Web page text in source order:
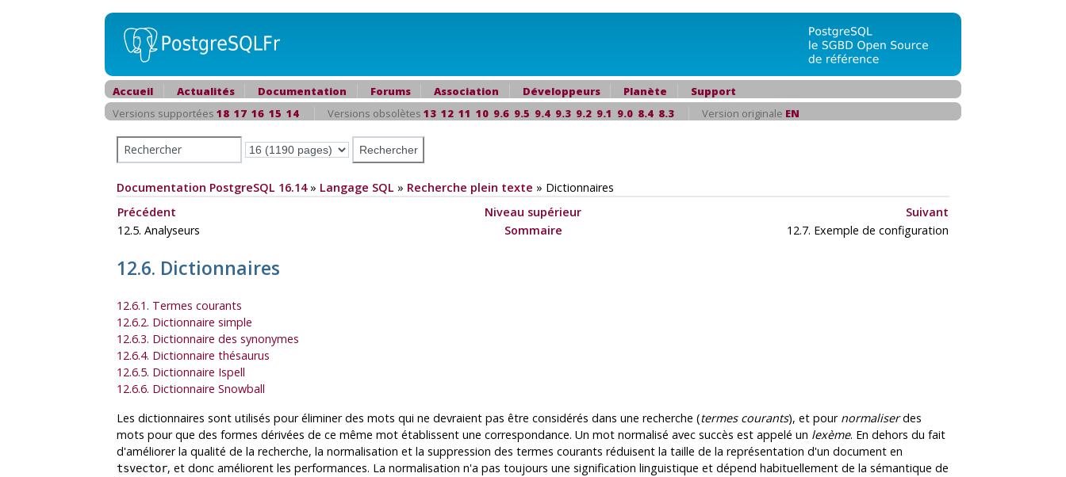
Accueil Actualités Documentation Forums Association Développeurs Planète
Support
Versions supportées 18 17 16 15 14 Versions obsolètes 13 12 11 10 9.6 9.5 9.4 9.3 9.2 9.1 9.0 8.4 8.3 Version originale EN
Documentation PostgreSQL 16.14» Langage SQL » Recherche plein texte » Dictionnaires
Précédent
Niveau supérieur
Suivant
12.5. Analyseurs
Sommaire 12.7. Exemple de configuration
12.6. Dictionnaires
12.6.1. Termes courants
12.6.2. Dictionnaire simple
12.6.3. Dictionnaire des synonymes
12.6.4. Dictionnaire thésaurus
12.6.5. Dictionnaire Ispell
12.6.6. Dictionnaire Snowball
Les dictionnaires sont utilisés pour éliminer des mots qui ne devraient pas être considérés dans une recherche (termes courants), et pour normaliserdes
mots pour que des formes dérivées de ce même mot établissent une correspondance. Un mot normalisé avec succès est appelé un lexème. En dehors du fait
d'améliorer la qualité de la recherche, la normalisation et la suppression des termes courants réduisent la taille de la représentation d'un document en
tsvector, et donc améliorent les performances. La normalisation n'a pas toujours une signification linguistique et dépend habituellement de la sémantique de